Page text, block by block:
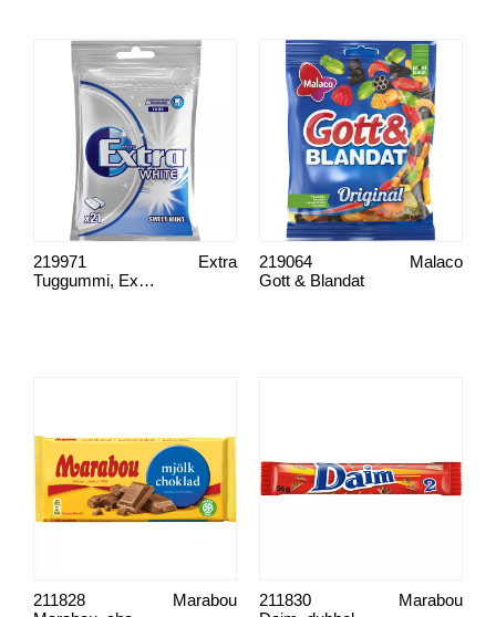
Tuggummi, Extra
Extra
219971
Gott & Blandat
Malaco
219064
Marabou
211828 Marabou
211830